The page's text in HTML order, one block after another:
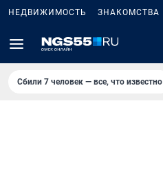
НЕДВИЖИМОСТЬ ЗНАКОМСТВА
Сбили 7 человек — все, что известно